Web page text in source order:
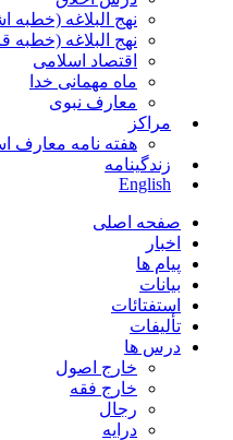
نهج البلاغه (خطبه
نهج البلاغه (خطبه
اقتصاد اسلامی
ماه مهمانی خدا
معارف نبوی
مراکز
هفته نامه معارف
زندگینامه
English
صفحه اصلی
اخبار
پیام ها
بیانات
استفتائات
تألیفات
درس ها
خارج اصول
خارج فقه
رجال
درایه